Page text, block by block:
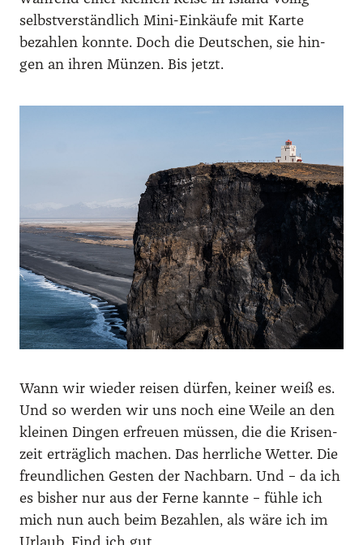
selbst­ver­ständ­lich Mini-Ein­käu­fe mit Kar­te
bezah­len konn­te. Doch die Deut­schen, sie hin­
gen an ihren Mün­zen. Bis jetzt.
Wann wir wie­der rei­sen dür­fen, kei­ner weiß es.
Und so wer­den wir uns noch eine Wei­le an den
klei­nen Din­gen erfreu­en müs­sen, die die Kri­sen­
zeit erträg­lich machen. Das herr­li­che Wet­ter. Die
freund­li­chen Ges­ten der Nach­barn. Und – da ich
es bis­her nur aus der Fer­ne kann­te – füh­le ich
mich nun auch beim Bezah­len, als wäre ich im